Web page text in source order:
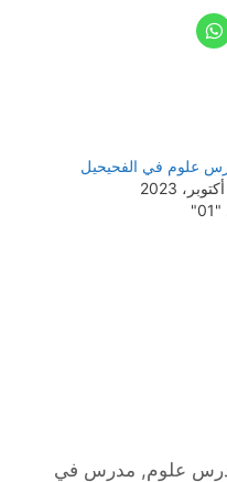
علوم في الفحيحيل
علوم, مدرس في